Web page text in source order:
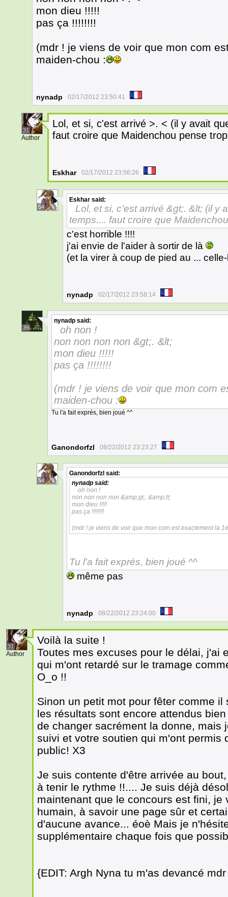
mon dieu !!!!!
pas ça !!!!!!!!
(mdr ! je viens de voir que mon com
maiden-chou :
nynadp 02/17/2012 23:50:41
31
Author
Lol, et si, c'est arrivé >. < (il y avait
faut croire que Maidenchou pense
Eskhar 02/17/2012 23:56:26
54
Eskhar said:
Lol, et si, c'est arrivé &gt;. &lt; (il y
temps.... faut croire que
c'est horrible !!!!
j'ai envie de l'aider à sortir de là
(et la virer à coup de pied au ...
nynadp 02/17/2012 23:58:14
39
nynadp said:
oh non !
non non non non &gt;. &lt;
mon dieu !!!!!
pas ça !!!!!!!!
(mdr ! je viens de voir que mon com
maiden-chou :
Tu l'a fait exprés, bien joué ^^
Ganondorfzl 08/22/2012 23:23:27
54
Ganondorfzl said:
nynadp said:
oh non !
non non non non &amp;gt;. &amp;lt;
mon dieu !!!!!
pas ça !!!!!!!!
(mdr ! je viens de voir que mon com est exactement la
Tu l'a fait exprés, bien joué ^^
même pas
nynadp 08/22/2012 23:24:00
31
Author
Voilà la suite !
Toutes mes excuses pour le délai, j'ai
qui m'ont retardé sur le tramage
O_o !!
Sinon un petit mot pour fêter comme
les résultats sont encore attendus
de changer sacrément la donne, mais
suivi et votre soutien qui m'ont permis
public! X3
Je suis contente d'être arrivée au
à tenir le rythme !!.... Je suis déjà
maintenant que le concours est fini, je
humain, à savoir une page sûr et
d'aucune avance... éoè Mais je
supplémentaire chaque fois que
{EDIT: Argh Nyna tu m'as devancé